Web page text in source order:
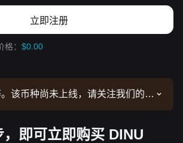
立即注册
： $0.00
该币种尚未上线，请关注我们的公
，即可立即购买 DINU